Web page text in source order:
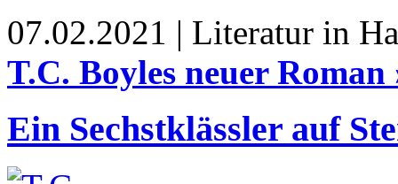
07.02.2021 | Literatur in
T.C. Boyles neuer
Ein Sechstklässler auf